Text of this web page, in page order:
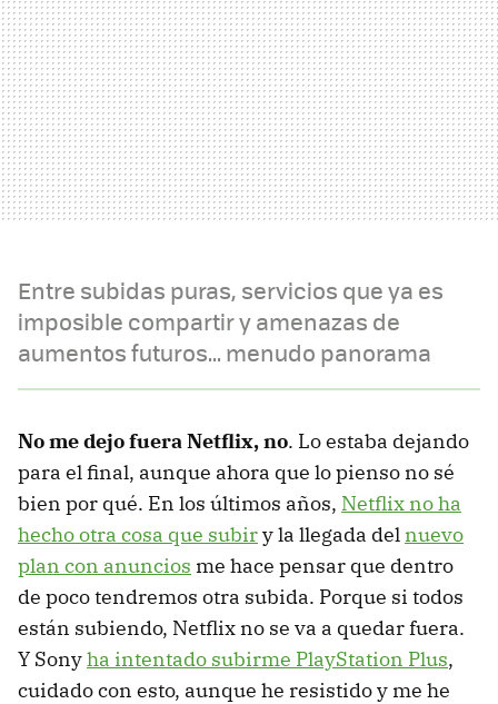
Entre subidas puras, servicios que ya es
imposible compartir y amenazas de
aumentos futuros... menudo panorama
No me dejo fuera Netflix, no. Lo estaba dejando
para el final, aunque ahora que lo pienso no sé
bien por qué. En los últimos años, Netflix no ha
hecho otra cosa que subiry la llegada del nuevo
plan con anuncios me hace pensar que dentro
de poco tendremos otra subida. Porque si todos
están subiendo, Netflix no se va a quedar fuera.
Y Sonyha intentado subirme PlayStation Plus,
cuidado con esto, aunque he resistido y me he